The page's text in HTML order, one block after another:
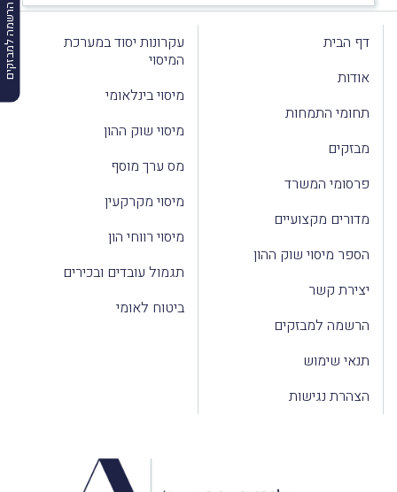
הרשמה למבזקים
דף הבית
אודות
תחומי התמחות
מבזקים
פרסומי המשרד
מדורים מקצועיים
הספר מיסוי שוק ההון
יצירת קשר
הרשמה למבזקים
תנאי שימוש
הצהרת נגישות
עקרונות יסוד במערכת
המיסוי
מיסוי בינלאומי
מיסוי שוק ההון
מס ערך מוסף
מיסוי מקרקעין
מיסוי רווחי הון
תגמול עובדים ובכירים
ביטוח לאומי